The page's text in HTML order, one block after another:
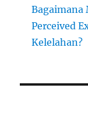
Bagaimana
Perceived
Kelelahan?